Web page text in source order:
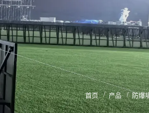
首页 产品 防爆